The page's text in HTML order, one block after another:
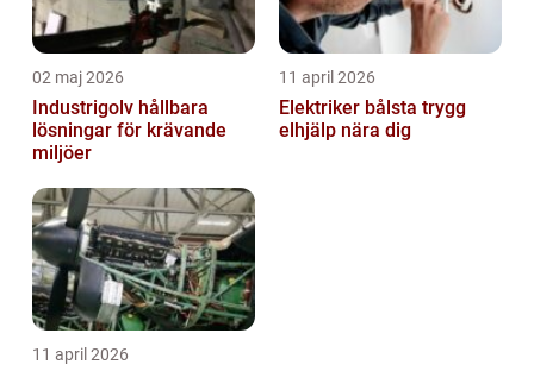
02 maj 2026
Industrigolv hållbara
lösningar för krävande
miljöer
11 april 2026
Elektriker bålsta trygg
elhjälp nära dig
11 april 2026